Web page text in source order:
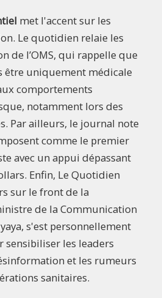
met l'accent sur les
Le quotidien relaie les
de l’OMS, qui rappelle que
être uniquement médicale
comportements
notamment lors des
Par ailleurs, le journal note
comme le premier
avec un appui dépassant
Enfin, Le Quotidien
sur le front de la
de la Communication
s'est personnellement
sensibiliser les leaders
et les rumeurs
sanitaires.